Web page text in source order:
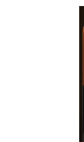
Bouteilles et
Grattoirs,